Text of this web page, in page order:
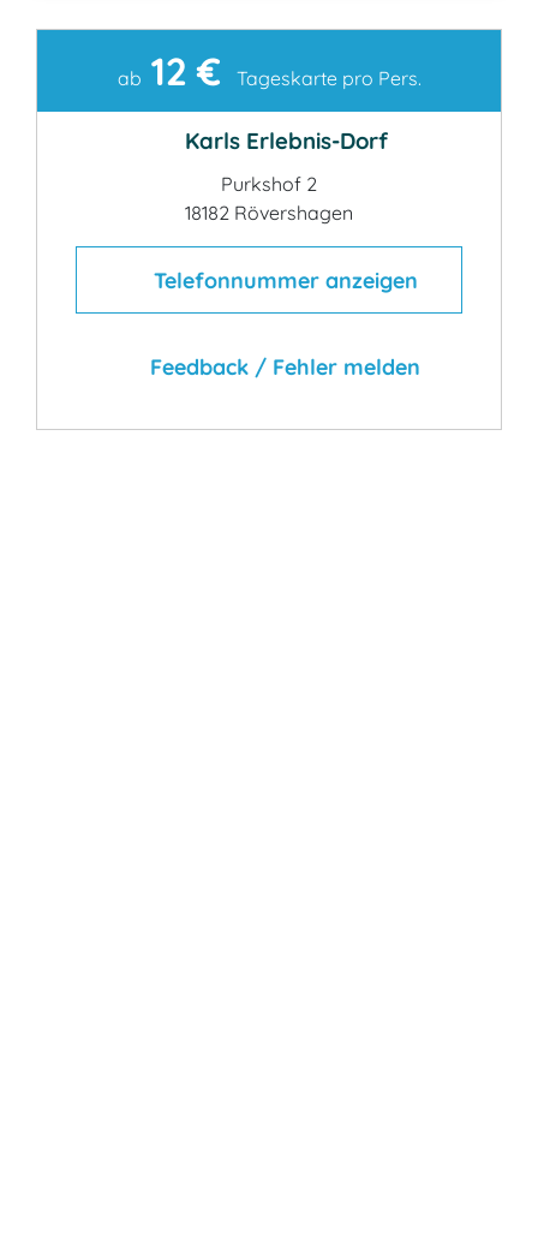
Kontakt
ab 12 € Tageskarte pro Pers.
Karls Erlebnis-Dorf
Purkshof 2
18182 Rövershagen
Telefonnummer anzeigen
Feedback / Fehler melden